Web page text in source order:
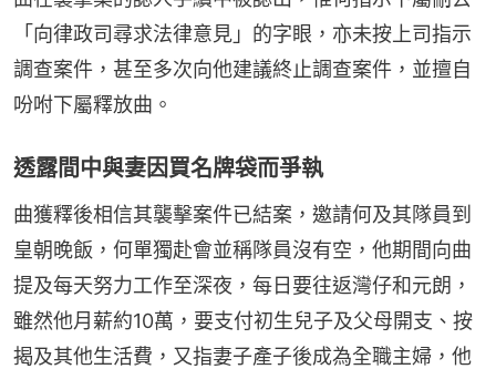
「向律政司尋求法律意見」的字眼，亦未按上司指示
調查案件，甚至多次向他建議終止調查案件，並擅自
吩咐下屬釋放曲。
透露間中與妻因買名牌袋而爭執
曲獲釋後相信其襲擊案件已結案，邀請何及其隊員到
皇朝晚飯，何單獨赴會並稱隊員沒有空，他期間向曲
提及每天努力工作至深夜，每日要往返灣仔和元朗，
雖然他月薪約10萬，要支付初生兒子及父母開支、按
揭及其他生活費，又指妻子產子後成為全職主婦，他